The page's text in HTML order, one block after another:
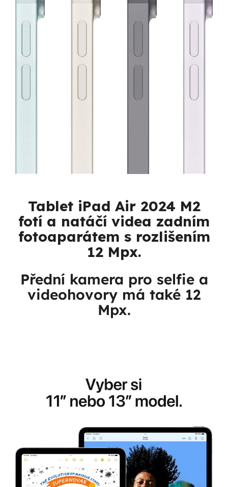
Tablet iPad Air 2024 M2
fotí a natáčí videa zadním
fotoaparátem s rozlišením
12 Mpx.
Přední kamera pro selfie a
videohovory má také 12
Mpx.